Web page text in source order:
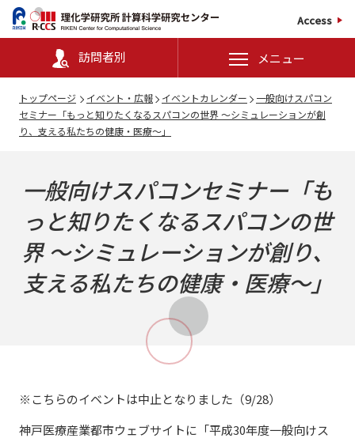
Access
訪問者別 メニュー
トップページ イベント・広報 イベントカレンダー
一般向けスパコン
セミナー「もっと知りたくなるスパコンの世界 ～シミュレーションが創
り、支える私たちの健康・医療～」
一般向けスパコンセミナー「も
っと知りたくなるスパコンの世
界 ～シミュレーションが創り、
支える私たちの健康・医療～」
※こちらのイベントは中止となりました（9/28）
神戸医療産業都市ウェブサイトに「平成30年度一般向けス